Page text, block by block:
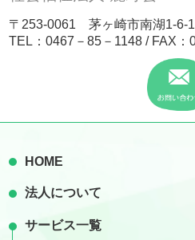
〒253-0061 茅ヶ崎市南湖1-6-
TEL：0467－85－1148 / FAX：
HOME
法人について
サービス一覧